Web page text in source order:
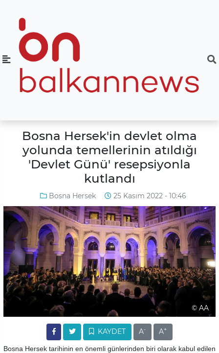
Bosna Hersek'in devlet olma
yolunda temellerinin atıldığı
'Devlet Günü' resepsiyonla
kutlandı
Bosna Hersek 25 Kasım 2022 - 10:46
© AA
KAYDET A- A+
Bosna Hersek tarihinin en önemli günlerinden biri olarak kabul edilen